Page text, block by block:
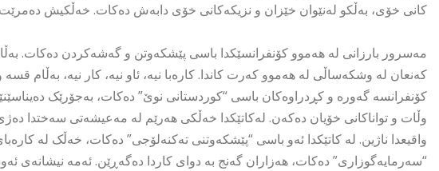
کانی خۆی، بەڵکو لەنێوان خێزان و نزیکەکانی خۆی دابەش دەکات. خەڵکیش
مەسرور بارزانی لە هەموو کۆنفرانسێکدا باسی پێشکەوتن و گەشەکردن دەکات.
کەنعان لە وشکەساڵی لە هەموو کەرت کاندا. کارەبا نیە، ئاو نیە، کار نیە، بەڵام
کۆنفرانسە گەورە و کڕدراوەکان باسی “کوردستانی نوێ” دەکات، بەجۆرێک
وڵات و تواناکانی خۆیان دەکەن. لەکاتێکدا خەڵکی هەرێم لە مەعیشەتی سەختدا
واقیعدا ناژین. لە کاتێکدا ئەو باسی “پێشکەوتنی تەکنەلۆجی” دەکات، خەڵک لە
“سەرمایەگوزاری” دەکات، هەزاران گەنج بە دوای کاردا دەگەڕێن. ئەمە نیشانەی